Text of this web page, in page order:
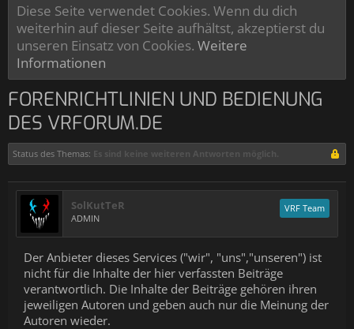
Diese Seite verwendet Cookies. Wenn du dich
weiterhin auf dieser Seite aufhältst, akzeptierst du
unseren Einsatz von Cookies. Weitere
Informationen
FORENRICHTLINIEN UND BEDIENUNG
DES VRFORUM.DE
Status des Themas: Es sind keine weiteren Antworten möglich.
SolKutTeR
ADMIN
VRF Team
Der Anbieter dieses Services ("wir", "uns","unseren") ist
nicht für die Inhalte der hier verfassten Beiträge
verantwortlich. Die Inhalte der Beiträge gehören ihren
jeweiligen Autoren und geben auch nur die Meinung der
Autoren wieder.